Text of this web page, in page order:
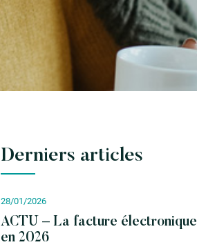
Derniers articles
28/01/2026
ACTU – La facture électronique
en 2026